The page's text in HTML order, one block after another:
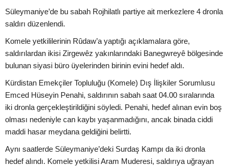
Süleymaniye’de bu sabah Rojhilatlı partiye ait merkezlere 4 dronla
saldırı düzenlendi.
Komele yetkililerinin Rûdaw’a yaptığı açıklamalara göre,
saldırılardan ikisi Zirgewêz yakınlarındaki Banegwreyê bölgesinde
bulunan siyasi büro üyelerinden birinin evini hedef aldı.
Kürdistan Emekçiler Topluluğu (Komele) Dış İlişkiler Sorumlusu
Emced Hüseyin Penahi, saldırının sabah saat 04.00 sıralarında
iki dronla gerçekleştirildiğini söyledi. Penahi, hedef alınan evin boş
olması nedeniyle can kaybı yaşanmadığını, ancak binada ciddi
maddi hasar meydana geldiğini belirtti.
Aynı saatlerde Süleymaniye’deki Surdaş Kampı da iki dronla
hedef alındı. Komele yetkilisi Aram Muderesi, saldırıya uğrayan